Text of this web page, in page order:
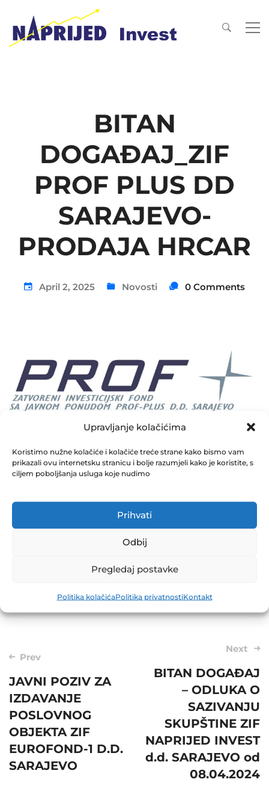
Upravljanje kolačićima
Koristimo nužne kolačiće i kolačiće treće strane kako bismo vam
prikazali ovu internetsku stranicu i bolje razumjeli kako je koristite, s
ciljem poboljšanja usluga koje nudimo
Prihvati
Odbij
Pregledaj postavke
Politika kolačićaPolitika privatnostiKontakt
BITAN
DOGAĐAJ_ZIF
PROF PLUS DD
SARAJEVO-
PRODAJA HRCAR
April 2, 2025 Novosti 0 Comments
Obrazac izvještaja o događaju koji bitno utiče na
poslovanje fonda – ZIF PROF-PLUS – HRCAR
Post
Prev
JAVNI POZIV ZA
IZDAVANJE
POSLOVNOG
OBJEKTA ZIF
EUROFOND-1 D.D.
SARAJEVO
Next
BITAN DOGAĐAJ
– ODLUKA O
SAZIVANJU
SKUPŠTINE ZIF
NAPRIJED INVEST
d.d. SARAJEVO od
08.04.2024